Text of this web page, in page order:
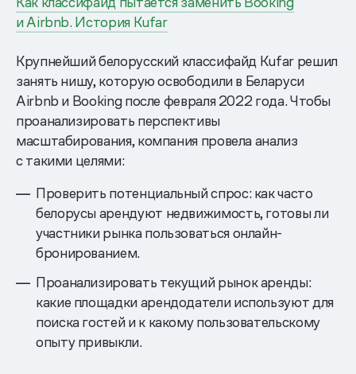
и Airbnb. История Kufar
Крупнейший белорусский классифайд Kufar решил
занять нишу, которую освободили в Беларуси
Airbnb и Booking после февраля 2022 года. Чтобы
проанализировать перспективы
масштабирования, компания провела анализ
с такими целями:
Проверить потенциальный спрос: как часто
белорусы арендуют недвижимость, готовы ли
участники рынка пользоваться онлайн-
бронированием.
Проанализировать текущий рынок аренды:
какие площадки арендодатели используют для
поиска гостей и к какому пользовательскому
опыту привыкли.